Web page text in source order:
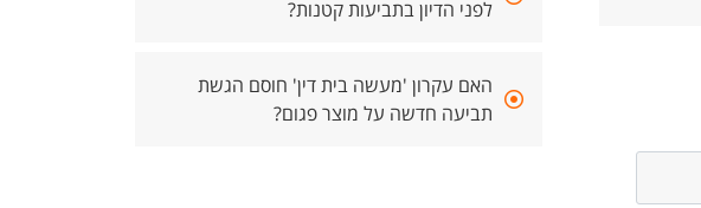
לפני הדיון בתביעות קטנות?
האם עקרון 'מעשה בית דין' חוסם הגשת
תביעה חדשה על מוצר פגום?